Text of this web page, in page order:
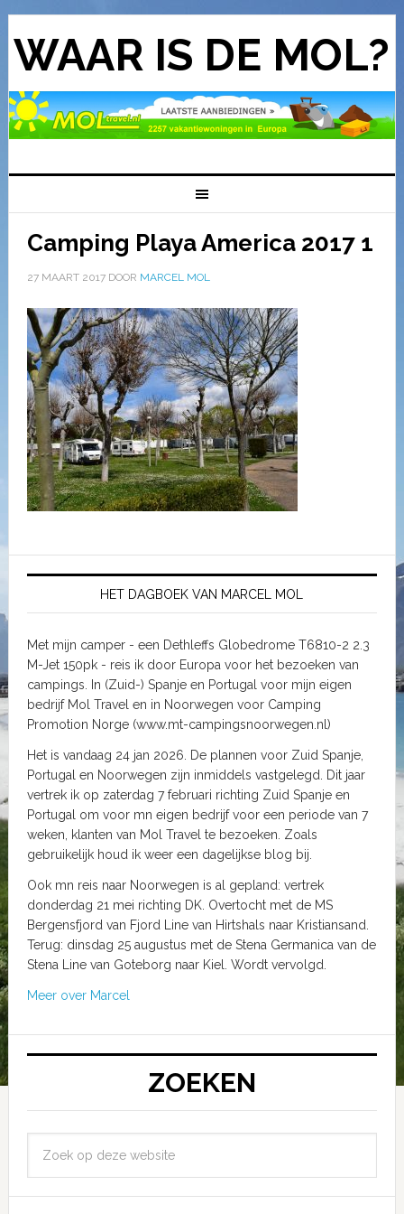
WAAR IS DE MOL?
Camping Playa America 2017 1
27 MAART 2017DOOR MARCEL MOL
HET DAGBOEK VAN MARCEL MOL
Met mijn camper - een Dethleffs Globedrome T6810-2 2.3
M-Jet 150pk - reis ik door Europa voor het bezoeken van
campings. In (Zuid-) Spanje en Portugal voor mijn eigen
bedrijf Mol Travel en in Noorwegen voor Camping
Promotion Norge (www.mt-campingsnoorwegen.nl)
Het is vandaag 24 jan 2026. De plannen voor Zuid Spanje,
Portugal en Noorwegen zijn inmiddels vastgelegd. Dit jaar
vertrek ik op zaterdag 7 februari richting Zuid Spanje en
Portugal om voor mn eigen bedrijf voor een periode van 7
weken, klanten van Mol Travel te bezoeken. Zoals
gebruikelijk houd ik weer een dagelijkse blog bij.
Ook mn reis naar Noorwegen is al gepland: vertrek
donderdag 21 mei richting DK. Overtocht met de MS
Bergensfjord van Fjord Line van Hirtshals naar Kristiansand.
Terug: dinsdag 25 augustus met de Stena Germanica van de
Stena Line van Goteborg naar Kiel. Wordt vervolgd.
Meer over Marcel
ZOEKEN